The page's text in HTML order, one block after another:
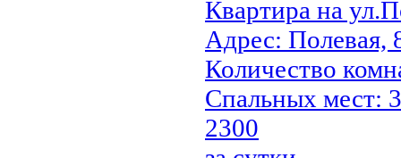
Квартира на
Адрес: Полевая,
Количество
Cпальных мест:
2300